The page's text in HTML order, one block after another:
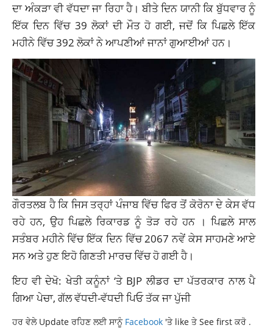
ਦਾ ਅੰਕੜਾ ਵੀ ਵੱਧਦਾ ਜਾ ਰਿਹਾ ਹੈ। ਬੀਤੇ ਦਿਨ ਯਾਨੀ ਕਿ ਬੁੱਧਵਾਰ ਨੂੰ
ਇੱਕ ਦਿਨ ਵਿੱਚ 39 ਲੋਕਾਂ ਦੀ ਮੌਤ ਹੋ ਗਈ, ਜਦੋਂ ਕਿ ਪਿਛਲੇ ਇੱਕ
ਮਹੀਨੇ ਵਿੱਚ 392 ਲੋਕਾਂ ਨੇ ਆਪਣੀਆਂ ਜਾਨਾਂ ਗੁਆਈਆਂ ਹਨ।
ਗੌਰਤਲਬ ਹੈ ਕਿ ਜਿਸ ਤਰ੍ਹਾਂ ਪੰਜਾਬ ਵਿੱਚ ਫਿਰ ਤੋਂ ਕੋਰੋਨਾ ਦੇ ਕੇਸ ਵੱਧ
ਰਹੇ ਹਨ, ਉਹ ਪਿਛਲੇ ਰਿਕਾਰਡ ਨੂੰ ਤੋੜ ਰਹੇ ਹਨ । ਪਿਛਲੇ ਸਾਲ
ਸਤੰਬਰ ਮਹੀਨੇ ਵਿੱਚ ਇੱਕ ਦਿਨ ਵਿੱਚ 2067 ਨਵੇਂ ਕੇਸ ਸਾਹਮਣੇ ਆਏ
ਸਨ ਅਤੇ ਹੁਣ ਇਹੋ ਗਿਣਤੀ ਮਾਰਚ ਵਿੱਚ ਹੋ ਗਈ ਹੈ।
ਇਹ ਵੀ ਦੇਖੋ: ਖੇਤੀ ਕਨੂੰਨਾਂ ‘ਤੇ BJP ਲੀਡਰ ਦਾ ਪੱਤਰਕਾਰ ਨਾਲ ਪੈ
ਗਿਆ ਪੇਚਾ, ਗੱਲ ਵੱਧਦੀ-ਵੱਧਦੀ ਪਿਓ ਤੱਕ ਜਾ ਪੁੱਜੀ
ਹਰ ਵੇਲੇ Update ਰਹਿਣ ਲਈ ਸਾਨੂੰ Facebook 'ਤੇ like ਤੇ See first ਕਰੋ .